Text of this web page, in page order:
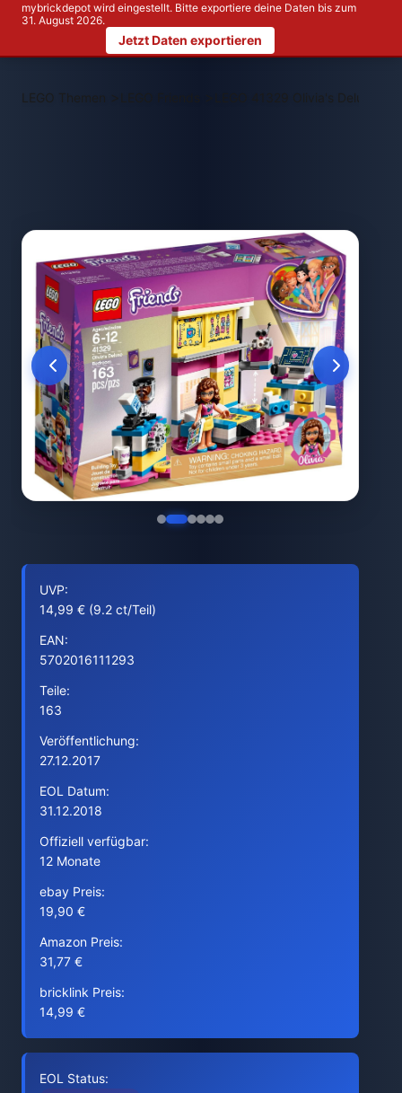
mybrickdepot wird eingestellt. Bitte exportiere deine Daten bis zum
31. August 2026.
Jetzt Daten exportieren
LEGO Themen > LEGO 41329 Olivia's Deluxe
UVP:
14,99 € (9.2 ct/Teil)
EAN:
5702016111293
Teile:
163
Veröffentlichung:
27.12.2017
EOL Datum:
31.12.2018
Offiziell verfügbar:
12 Monate
ebay Preis:
19,90 €
Amazon Preis:
31,77 €
bricklink Preis:
14,99 €
EOL Status: